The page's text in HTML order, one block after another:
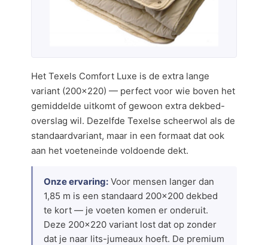
Het Texels Comfort Luxe is de extra lange
variant (200×220) — perfect voor wie boven het
gemiddelde uitkomt of gewoon extra dekbed-
overslag wil. Dezelfde Texelse scheerwol als de
standaardvariant, maar in een formaat dat ook
aan het voeteneinde voldoende dekt.
Onze ervaring: Voor mensen langer dan
1,85 m is een standaard 200×200 dekbed
te kort — je voeten komen er onderuit.
Deze 200×220 variant lost dat op zonder
dat je naar lits-jumeaux hoeft. De premium